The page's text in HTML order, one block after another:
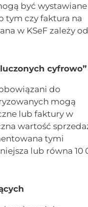
być
tym czy faktura na
w KSeF zależy od
cyfrowo”
do
mogą
lub faktury w
wartość
tymi
lub równa 10